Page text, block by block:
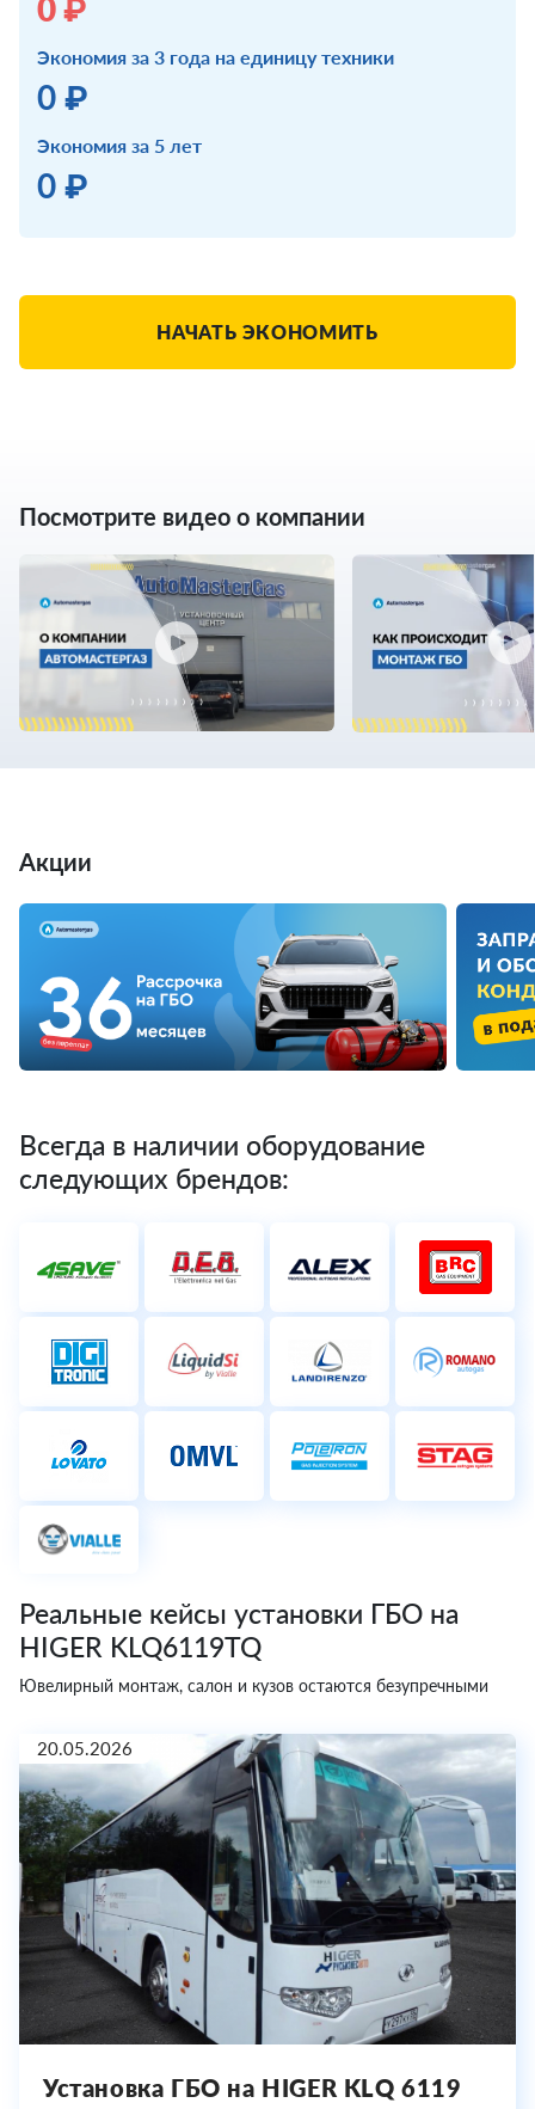
0 ₽
Экономия за 3 года на единицу техники
0 ₽
Экономия за 5 лет
0 ₽
НАЧАТЬ ЭКОНОМИТЬ
Посмотрите видео о компании
Акции
Всегда в наличии оборудование
следующих брендов:
Реальные кейсы установки ГБО на
HIGER KLQ6119TQ
Ювелирный монтаж, салон и кузов остаются безупречными
20.05.2026
Установка ГБО на HIGER KLQ 6119